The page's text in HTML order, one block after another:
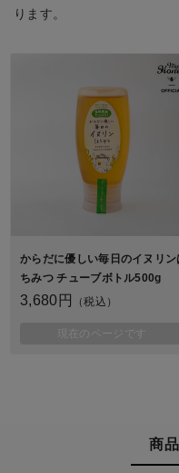
ります。
からだに優しい毎日のイヌリン
ちみつ チューブボトル500g
3,680円 （税込）
現在のページです
商